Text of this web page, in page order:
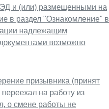
и (или) размещенными на
в раздел "Ознакомление" в
надлежащим
возможно
призывника (принят
на работу из
о смене работы не